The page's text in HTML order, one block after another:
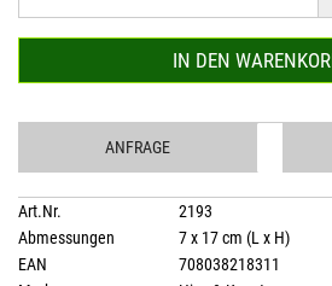
IN DEN
ANFRAGE
Art.Nr.
2193
Abmessungen
7 x 17 cm (L x H)
EAN
708038218311